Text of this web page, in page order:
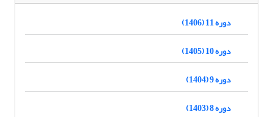
دوره 11 (1406)
دوره 10 (1405)
دوره 9 (1404)
دوره 8 (1403)